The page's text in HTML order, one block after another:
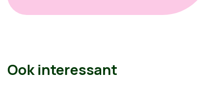
Ook interessant